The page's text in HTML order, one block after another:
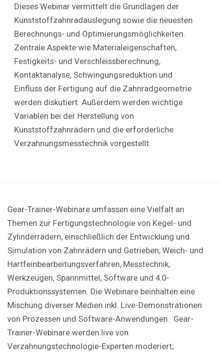
Dieses Webinar vermittelt die Grundlagen der
Kunststoffzahnradauslegung sowie die neuesten
Berechnungs- und Optimierungsmöglichkeiten.
Zentrale Aspekte wie Materialeigenschaften,
Festigkeits- und Verschleissberechnung,
Kontaktanalyse, Schwingungsreduktion und
Einfluss der Fertigung auf die Zahnradgeometrie
werden diskutiert. Außerdem werden wichtige
Variablen bei der Herstellung von
Kunststoffzahnrädern und die erforderliche
Verzahnungsmesstechnik vorgestellt.
Gear-Trainer-Webinare umfassen eine Vielfalt an
Themen zur Fertigungstechnologie von Kegel- und
Zylinderrädern, einschließlich der Entwicklung und
Simulation von Zahnrädern und Getrieben, Weich- und
Hartfeinbearbeitungsverfahren, Messtechnik,
Werkzeugen, Spannmittel, Software und 4.0-
Produktionssystemen. Die Webinare beinhalten eine
Mischung diverser Medien inkl. Live-Demonstrationen
von Prozessen und Software-Anwendungen. Gear-
Trainer-Webinare werden live von
Verzahnungstechnologie-Experten moderiert;